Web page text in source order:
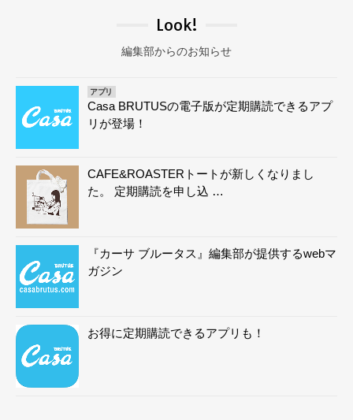
Look!
編集部からのお知らせ
アプリ
Casa BRUTUSの電子版が定期購読できるアプ
リが登場！
CAFE&ROASTERトートが新しくなりまし
た。 定期購読を申し込 …
『カーサ ブルータス』編集部が提供するwebマ
ガジン
お得に定期購読できるアプリも！